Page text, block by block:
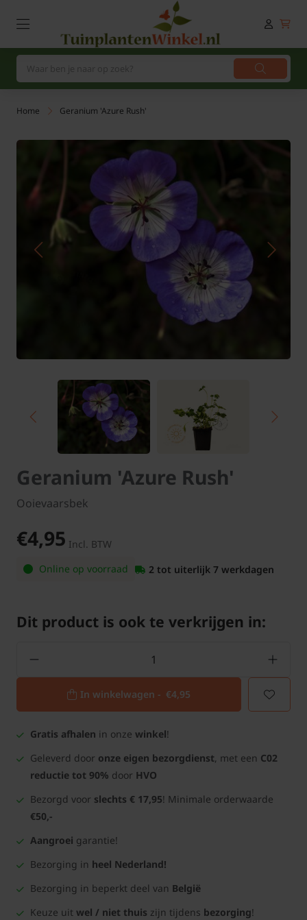
Home Geranium 'Azure Rush'
Geranium 'Azure Rush'
Ooievaarsbek
€4,95 Incl. BTW
Online op voorraad
2 tot uiterlijk 7 werkdagen
Dit product is ook te verkrijgen in:
In winkelwagen - €4,95
Gratis afhalen in onze winkel!
Geleverd door onze eigen bezorgdienst, met een C02
reductie tot 90% door HVO
Bezorgd voor slechts € 17,95! Minimale orderwaarde
€50,-
Aangroei garantie!
Bezorging in heel Nederland!
Bezorging in beperkt deel van België
Keuze uit wel / niet thuis zijn tijdens bezorging!